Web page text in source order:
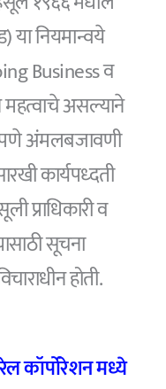
नियमान्वये
Business व
महत्वाचे असल्याने
अंमलबजावणी
कार्यपध्दती
प्राधिकारी व
सूचना
होती.
कॉर्पोरेशन मध्ये